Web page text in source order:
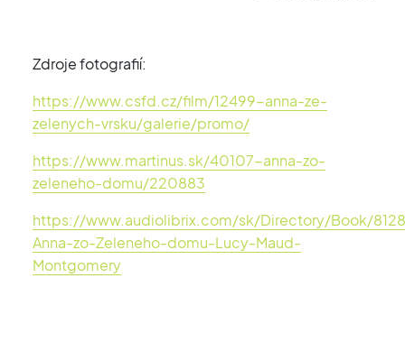
Zdroje fotografií:
https://www.csfd.cz/film/12499-anna-ze-
zelenych-vrsku/galerie/promo/
https://www.martinus.sk/40107-anna-zo-
zeleneho-domu/220883
https://www.audiolibrix.com/sk/Directory/Book/
Anna-zo-Zeleneho-domu-Lucy-Maud-
Montgomery